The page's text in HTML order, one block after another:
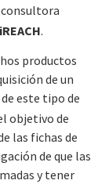
consultora
.
productos
de un
este tipo de
objetivo de
las fichas de
de que las
y tener